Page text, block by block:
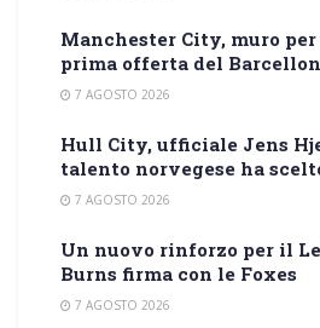
Manchester City, muro
prima offerta del
7 AGOSTO 2026
Hull City, ufficiale Jens
talento norvegese ha
7 AGOSTO 2026
Un nuovo rinforzo per il
Burns firma con le Foxes
7 AGOSTO 2026